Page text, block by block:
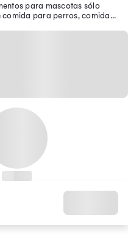
para mascotas sólo
para perros, comida